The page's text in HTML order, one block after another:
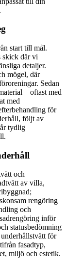
start till mål.
skick där vi
detaljer.
mögel, där
Sedan
– oftast med
med
för
följt av
tydlig
och
av villa,
rengöring
och
inför
statusbedömning
för
fasadtyp,
miljö och estetik.